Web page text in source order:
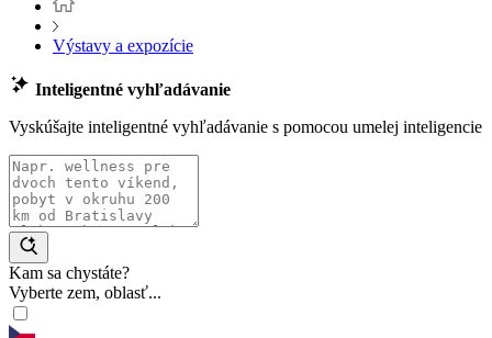
Výstavy a expozície
Inteligentné vyhľadávanie
Vyskúšajte inteligentné vyhľadávanie s pomocou umelej inteligencie
Kam sa chystáte?
Vyberte zem, oblasť...